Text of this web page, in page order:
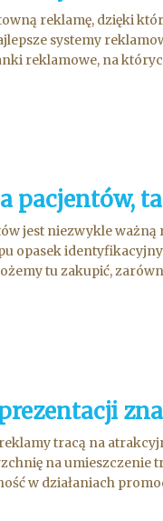
reklamę, dzięki
systemy
reklamowe, na
pacjentów,
jest niezwykle ważną
opasek
tu zakupić,
tracą na
na umieszczenie
w działaniach